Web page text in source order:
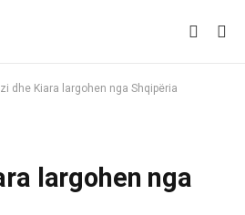
dhe Kiara largohen nga Shqipëria
largohen nga